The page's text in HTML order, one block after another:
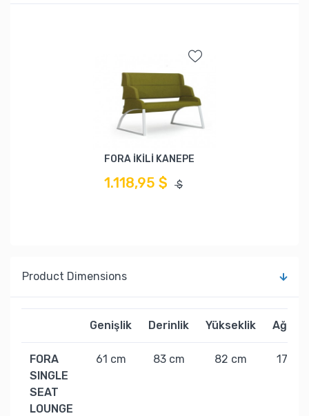
FORA İKİLİ KANEPE
1.118,95 $ $
Product Dimensions
Genişlik Derinlik Yükseklik Ağırlık
FORA
SINGLE
SEAT
LOUNGE
61 cm 83 cm 82 cm 17 kg